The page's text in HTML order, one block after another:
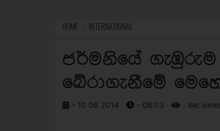
HOME INTERNATIONAL
ජර්මනියේ
බේරාගැනීමේ
- 10 06 2014 - 08:03 - 646